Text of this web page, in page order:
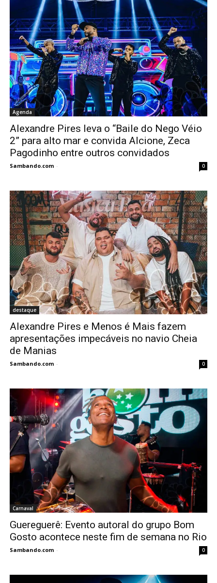
Agenda
Alexandre Pires leva o “Baile do Nego Véio
2” para alto mar e convida Alcione, Zeca
Pagodinho entre outros convidados
Sambando.com - 0
destaque
Alexandre Pires e Menos é Mais fazem
apresentações impecáveis no navio Cheia
de Manias
Sambando.com - 0
Carnaval
Guereguerê: Evento autoral do grupo Bom
Gosto acontece neste fim de semana no Rio
Sambando.com - 0